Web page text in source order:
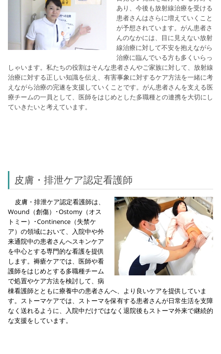
あり、今後も放射線治療を受ける
患者さんはさらに増えていくこと
が予想されています。がん患者さ
んのなかには、目に見えない放射
線治療に対して不安を抱えながら
治療に臨んでいる方も多くいらっ
しゃいます。私たちの役割はそんな患者さんやご家族に対して、放射線
治療に対する正しい知識を伝え、有害事象に対するケア方法を一緒に考
えながら治療の完遂を支援していくことです。がん患者さんを支える医
療チームの一員として、医師をはじめとした多職種との連携を大切にし
ていきたいと考えています。
皮膚・排泄ケア認定看護師
皮膚・排泄ケア認定看護師は、
Wound（創傷）･Ostomy（オス
トミー）･Continence（失禁ケ
ア）の領域において、入院中や外
来通院中の患者さんへスキンケア
を中心とする専門的な看護を提供
します。褥瘡ケアでは、医師や看
護師をはじめとする多職種チーム
で処置やケア方法を検討して、病
棟看護師とともに療養中の患者さんへ、より良いケアを提供していま
す。ストーマケアでは、ストーマを保有する患者さんが日常生活を支障
なく送れるように、入院中だけではなく退院後もストーマ外来で継続的
な支援をしています。